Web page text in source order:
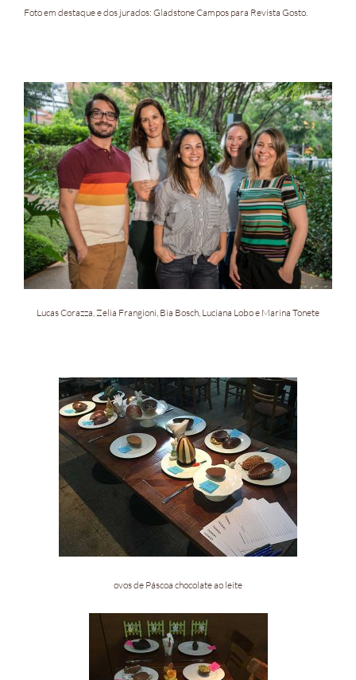
Foto em destaque e dos jurados: Gladstone Campos para Revista Gosto.
Lucas Corazza, Zelia Frangioni, Bia Bosch, Luciana Lobo e Marina Tonete
ovos de Páscoa chocolate ao leite